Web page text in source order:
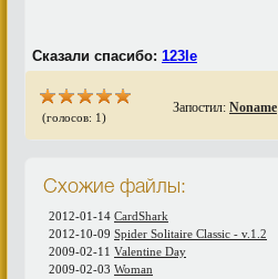
Сказали спасибо: 123le
(голосов: 1)
Запостил: Noname
Схожие файлы:
2012-01-14 CardShark
2012-10-09 Spider Solitaire Classic - v.1.2
2009-02-11 Valentine Day
2009-02-03 Woman